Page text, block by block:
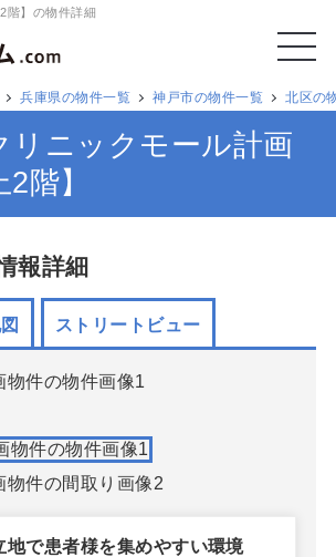
階】の物件詳細
兵庫県の物件一覧 神戸市の物件一覧 北区の
リニックモール計画
階】
報詳細
ストリートビュー
で患者様を集めやすい環境